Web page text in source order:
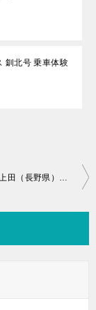
釧北号 乗車体験
東京・池袋～上田（長野県）高速バス（西部高原バス）乗車体験記